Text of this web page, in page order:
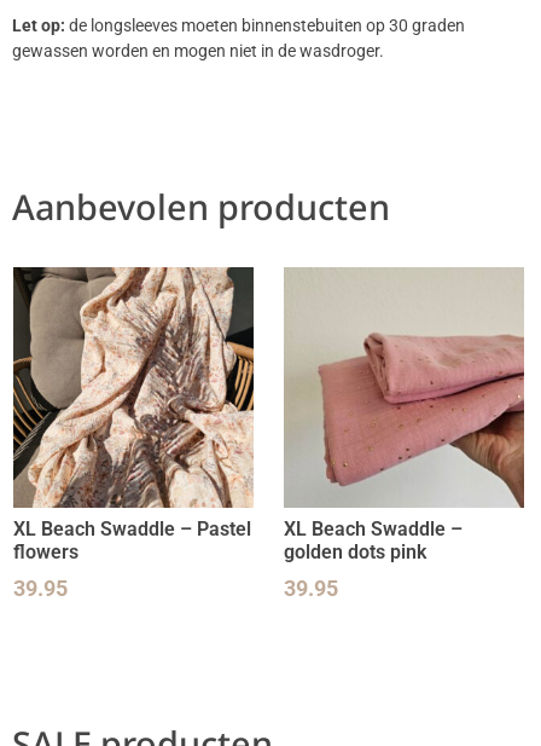
Let op: de longsleeves moeten binnenstebuiten op 30 graden
gewassen worden en mogen niet in de wasdroger.
Aanbevolen producten
XL Beach Swaddle – Pastel
flowers
39.95
XL Beach Swaddle –
golden dots pink
39.95